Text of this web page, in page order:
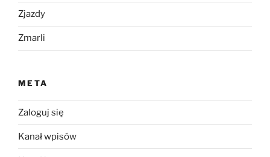
Zjazdy
Zmarli
META
Zaloguj się
Kanał wpisów